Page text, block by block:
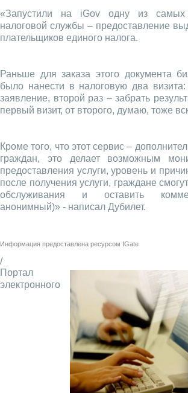
«Запустили на iGov одну из самых
налоговой службы – предоставление
плательщиков единого налога.
Раньше для заказа этого документа
было нанести в налоговую два
заявление, второй раз – забрать
первый визит, от второго, думаю, тоже
Кроме того, что этот сервис –
граждан, это делает возможным
предоставления услуги, уровень и
после получения услуги, граждане
обслуживания и оставить
анонимный)» - написал Дубилет.
Информация предоставлена ресурсом IGate
/
Портал
электронного